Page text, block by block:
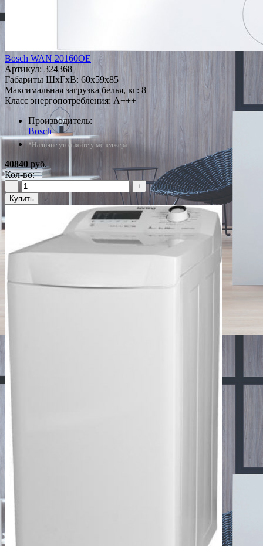
Bosch WAN 20160OE
Артикул: 324368
Габариты ШxГxВ: 60x59x85
Максимальная загрузка белья, кг: 8
Класс энергопотребления: A+++
Производитель:
Bosch
*Наличие уточняйте у менеджера
40840 руб.
Кол-во:
−
+
Купить